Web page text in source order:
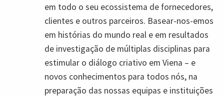
em todo o seu ecossistema de fornecedores,
clientes e outros parceiros. Basear-nos-emos
em histórias do mundo real e em resultados
de investigação de múltiplas disciplinas para
estimular o diálogo criativo em Viena – e
novos conhecimentos para todos nós, na
preparação das nossas equipas e instituições